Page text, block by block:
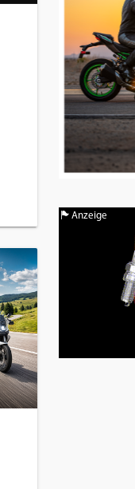
Anzeige